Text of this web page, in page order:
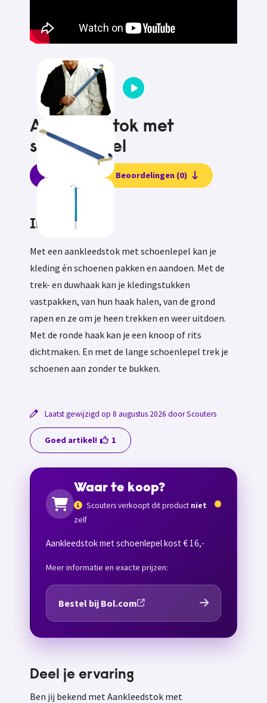
Aankleedstok met
schoenlepel
Informatie Beoordelingen (0)
Informatie
Met een aankleedstok met schoenlepel kan je
kleding én schoenen pakken en aandoen. Met de
trek- en duwhaak kan je kledingstukken
vastpakken, van hun haak halen, van de grond
rapen en ze om je heen trekken en weer uitdoen.
Met de ronde haak kan je een knoop of rits
dichtmaken. En met de lange schoenlepel trek je
schoenen aan zonder te bukken.
Laatst gewijzigd op 8 augustus 2026 door Scouters
Goed artikel! 1
Waar te koop?
Scouters verkoopt dit product niet
zelf
Aankleedstok met schoenlepel kost € 16,-
Meer informatie en exacte prijzen:
Bestel bij Bol.com
Deel je ervaring
Ben jij bekend met Aankleedstok met